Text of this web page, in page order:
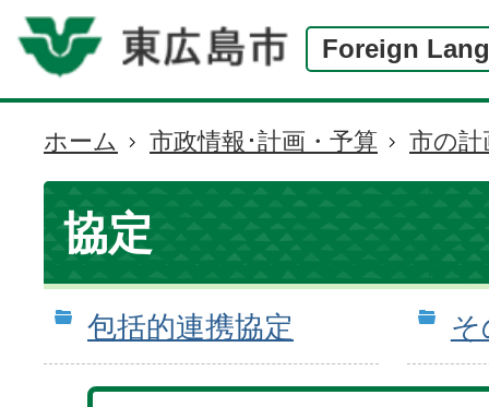
Foreign
現
在
の
位
置
ホーム 市政情報･計画・予算 市の計
協定
包括的連携協定